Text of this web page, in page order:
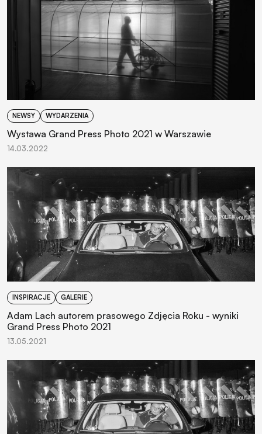
NEWSY WYDARZENIA
Wystawa Grand Press Photo 2021 w Warszawie
14.03.2022
INSPIRACJE GALERIE
Adam Lach autorem prasowego Zdjęcia Roku - wyniki
Grand Press Photo 2021
13.05.2021